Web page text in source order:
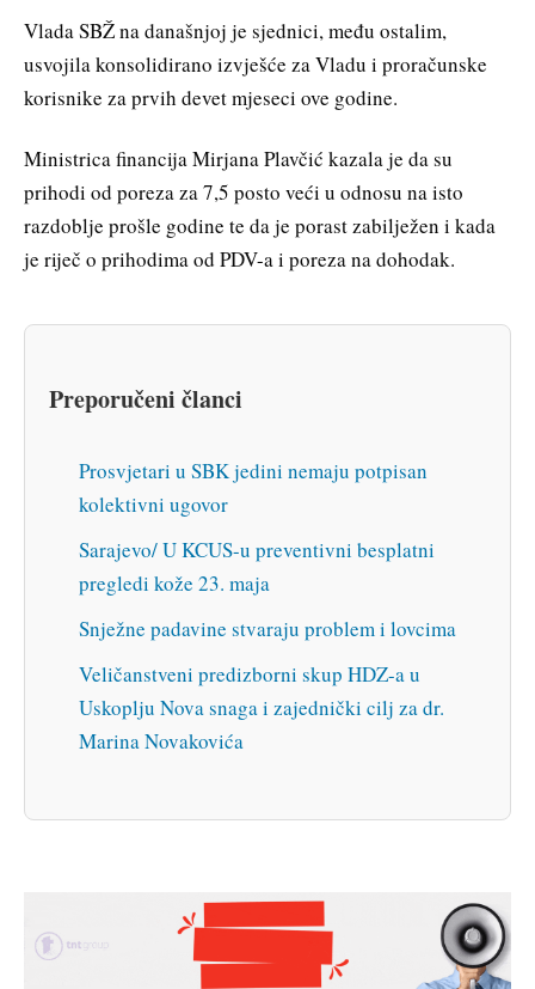
Vlada SBŽ na današnjoj je sjednici, među ostalim,
usvojila konsolidirano izvješće za Vladu i proračunske
korisnike za prvih devet mjeseci ove godine.
Ministrica financija Mirjana Plavčić kazala je da su
prihodi od poreza za 7,5 posto veći u odnosu na isto
razdoblje prošle godine te da je porast zabilježen i kada
je riječ o prihodima od PDV-a i poreza na dohodak.
Preporučeni članci
Prosvjetari u SBK jedini nemaju potpisan
kolektivni ugovor
Sarajevo/ U KCUS-u preventivni besplatni
pregledi kože 23. maja
Snježne padavine stvaraju problem i lovcima
Veličanstveni predizborni skup HDZ-a u
Uskoplju Nova snaga i zajednički cilj za dr.
Marina Novakovića